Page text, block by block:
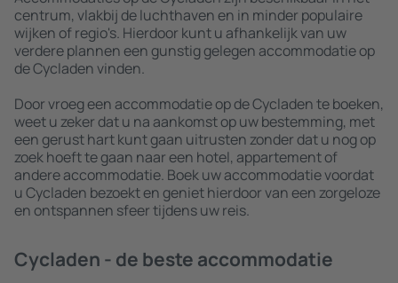
centrum, vlakbij de luchthaven en in minder populaire
wijken of regio's. Hierdoor kunt u afhankelijk van uw
verdere plannen een gunstig gelegen accommodatie op
de Cycladen vinden.
Door vroeg een accommodatie op de Cycladen te boeken,
weet u zeker dat u na aankomst op uw bestemming, met
een gerust hart kunt gaan uitrusten zonder dat u nog op
zoek hoeft te gaan naar een hotel, appartement of
andere accommodatie. Boek uw accommodatie voordat
u Cycladen bezoekt en geniet hierdoor van een zorgeloze
en ontspannen sfeer tijdens uw reis.
Cycladen - de beste accommodatie